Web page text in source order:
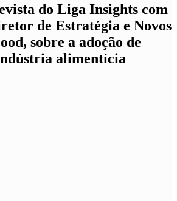
do Liga Insights com
de Estratégia e Novos
sobre a adoção de
alimentícia